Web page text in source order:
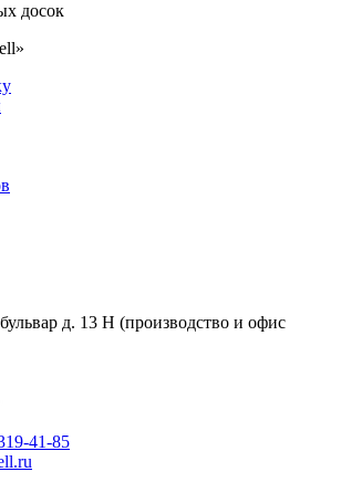
досок
д. 13 Н (производство и офис
41-85